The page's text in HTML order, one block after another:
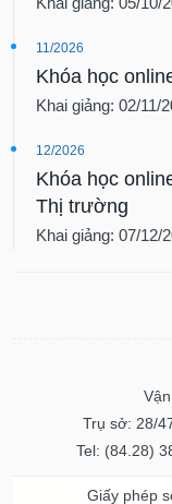
11/2026
Khóa học
Khai giảng: 02/11/
12/2026
Khóa học
Thị trường
Khai giảng: 07/12/
Trụ sở: 28/
Tel: (84.28)
Giấy phép